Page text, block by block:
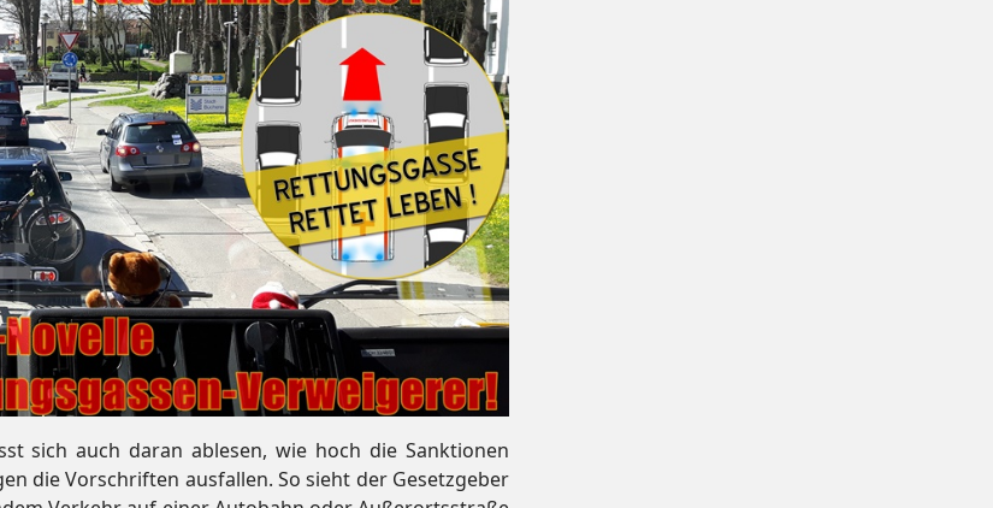
sich auch daran ablesen, wie hoch die Sanktionen
die Vorschriften ausfallen. So sieht der Gesetzgeber